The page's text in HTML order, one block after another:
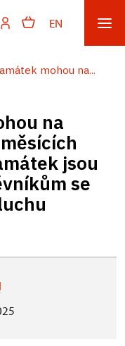
EN
mohou na...
na
jsou
se